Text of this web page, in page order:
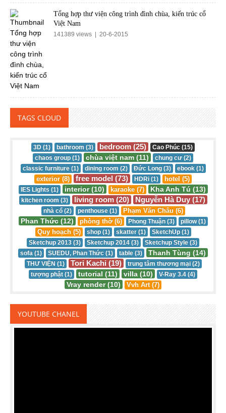
Tổng hợp thư viện công trình đình chùa, kiến trúc cổ
Việt Nam
141389 views | 20-6-2015
TAGS CLOUD
3D (1) bathroom (3) bedroom (25)
Cao Phúc (15)
chaos group (1)
chùa việt nam (11)
chung cư (2)
classic furniture (1)
dining room (2) Đức Long (3) ebook (1)
exterior (8) free model (73) HDRi (1) hotel (5)
IES Lights (1) interior (10) karaoke (7) Kha Anh Tú (13)
kitchen room (3) living room (20) Nguyễn Hà Duy (17)
nhà cổ (2) penthouse (1) Phạm Văn Châu (6)
Phan Thức (12) phòng thờ (6) Phong Thuận (3) pillow (1)
Quy hoạch (5) shop (1) skatter (1)
SketchUp (1)
Sketchup 2013 (3)
Sketchup 2014 (3)
Sketchup Style (3)
sofa (1)
SUEDU, Phan Thức (1) table (3) Thanh Tùng (14)
THƯ VIỆN (1) Tori Kachi (19)
trung tâm thương mại (2)
tượng phật (1)
tutorial (11) villa (10) V-Ray 3.4 (4)
Vray render (10) Vvh Art (7)
YOUTUBE CHANEL